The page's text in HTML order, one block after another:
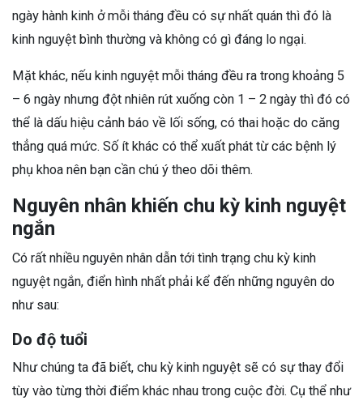
ngày hành kinh ở mỗi tháng đều có sự nhất quán thì đó là
kinh nguyệt bình thường và không có gì đáng lo ngại.
Mặt khác, nếu kinh nguyệt mỗi tháng đều ra trong khoảng 5
– 6 ngày nhưng đột nhiên rút xuống còn 1 – 2 ngày thì đó có
thể là dấu hiệu cảnh báo về lối sống, có thai hoặc do căng
thẳng quá mức. Số ít khác có thể xuất phát từ các bệnh lý
phụ khoa nên bạn cần chú ý theo dõi thêm.
Nguyên nhân khiến chu kỳ kinh nguyệt
ngắn
Có rất nhiều nguyên nhân dẫn tới tình trạng chu kỳ kinh
nguyệt ngắn, điển hình nhất phải kể đến những nguyên do
như sau:
Do độ tuổi
Như chúng ta đã biết, chu kỳ kinh nguyệt sẽ có sự thay đổi
tùy vào từng thời điểm khác nhau trong cuộc đời. Cụ thể như